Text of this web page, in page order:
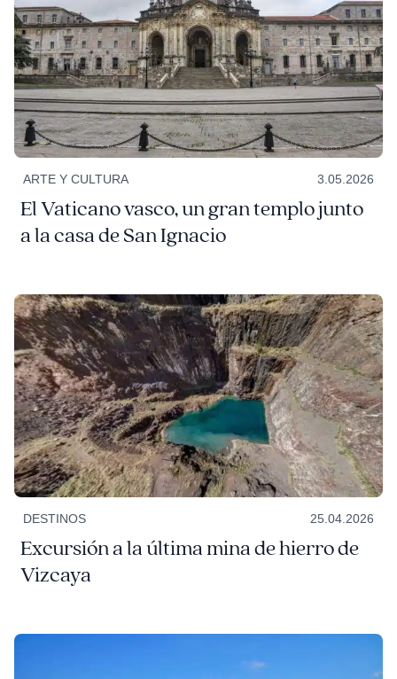
ARTE Y CULTURA 3.05.2026
El Vaticano vasco, un gran templo junto
a la casa de San Ignacio
DESTINOS 25.04.2026
Excursión a la última mina de hierro de
Vizcaya